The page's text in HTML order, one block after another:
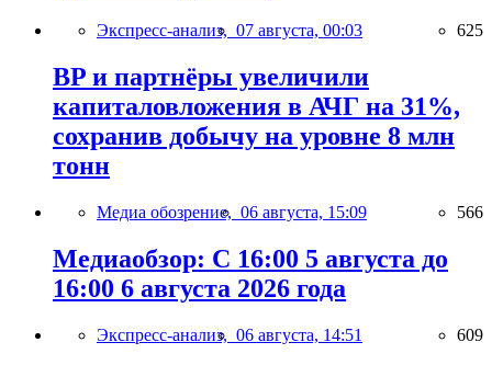
Экспресс-анализ, 07 августа, 00:03 625
BP и партнёры увеличили
капиталовложения в АЧГ на 31%,
сохранив добычу на уровне 8 млн
тонн
Медиа обозрение, 06 августа, 15:09 566
Медиаобзор: С 16:00 5 августа до
16:00 6 августа 2026 года
Экспресс-анализ, 06 августа, 14:51 609